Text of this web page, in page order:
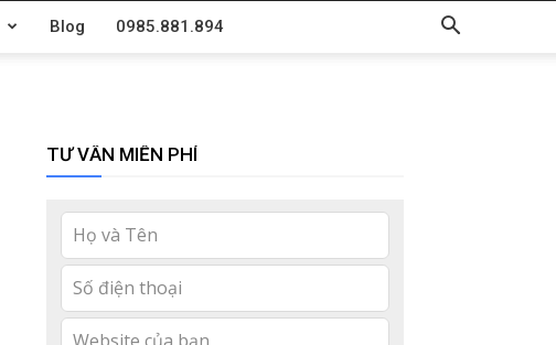
Blog 0985.881.894
TƯ VẤN MIỄN PHÍ
this
field
blank